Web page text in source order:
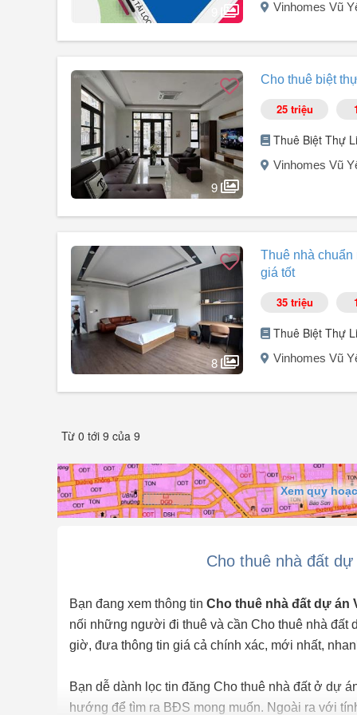
Inbox ngay Phan Đức : để đi xem nhà
Vinhomes Vũ
Cho thuê shophouse HP-138, diện tích 75m², full hoàn
HP 42m, góc ngã tư chân cầu Hoàng Gia, nhận diện
9
Cho thuê biệt
25 triệu
Thuê Biệt Thự
Vinhomes Vũ
SIÊU PHẨM BẤT ĐỘNG SẢN KHÔNG THỂ BỎ LỠ
Bạn đang tìm kiếm một không gian sống đẳng cấp,
phá căn hộ hạng sang tại Vinhomes Vũ Yên biểu tượng
Thông tin chi tiết:
Diện tích: 180m² rộng rãi, kiến trúc tinh tế.
Nội thất: Full nội thất cao cấp & thiết bị điện tử hiện đại.
Thiết kế: 6 ...
8
Thuê nhà chuẩn
giá tốt
35 triệu
Thuê Biệt Thự
Vinhomes Vũ
Vị trí: Phân khu Đảo Vua, Vinhomes Royal Island, Vũ
Hiện trạng: Full nội thất cao cấp, dọn vào ở ngay.
Giá thuê: 35 triệu/tháng (có thương lượng).
Tổng công năng: 1 Phòng khách, 1 Bếp, 6 Phòng ngủ
Từ 0 tới 9 của 9
Xem quy
Cho thuê nhà đất
Bạn đang xem thông tin Cho thuê nhà đất dự án
nối những người đi thuê và cần Cho thuê nhà
giờ, đưa thông tin giá cả chính xác, mới nhất,
Bạn dễ dành lọc tin đăng Cho thuê nhà đất ở dự
hướng để tìm ra BĐS mong muốn. Ngoài ra với